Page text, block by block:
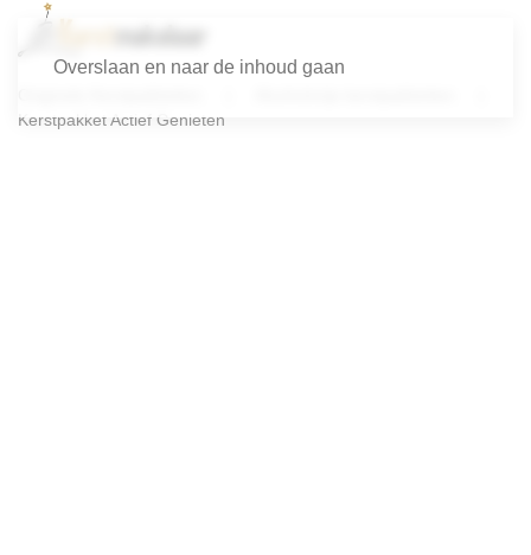
Overslaan en naar de inhoud gaan
Kerstpakket Actief Genieten